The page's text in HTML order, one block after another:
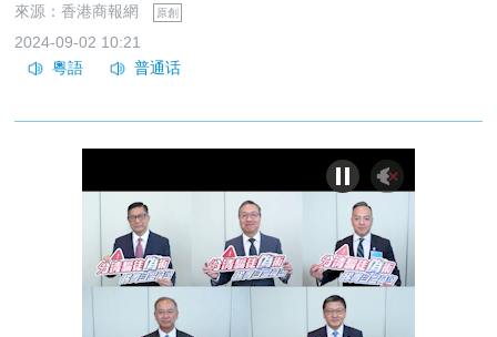
來源：香港商報網 原創
2024-09-02 10:21